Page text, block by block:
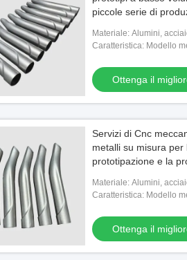
piccole serie di
Materiale: Alumini,
ottone, titanio, plastica
Caratteristica: Modello
Ottenga il
Servizi di Cnc
metalli su misura per
prototipazione e la
Materiale: Alumini,
ottone, titanio, plastica
Caratteristica: Modello
Ottenga il